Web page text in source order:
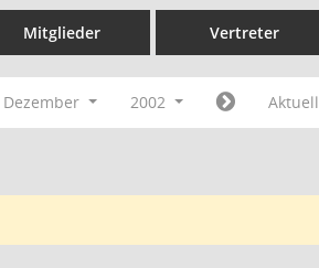
Mitglieder Vertreter
Dezember 2002 Aktuell